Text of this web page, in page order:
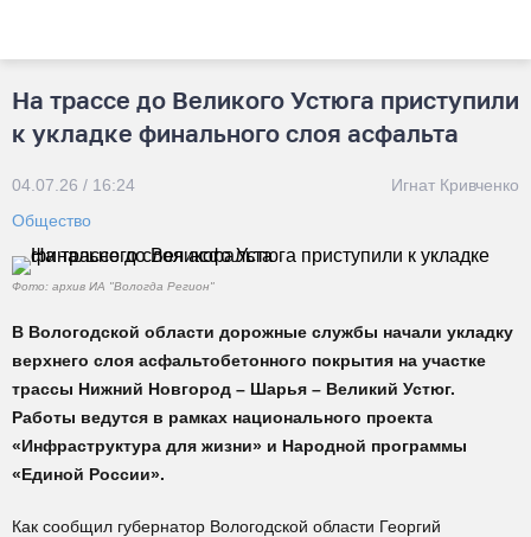
На трассе до Великого Устюга приступили
к укладке финального слоя асфальта
04.07.26 / 16:24
Игнат Кривченко
Общество
Фото: архив ИА "Вологда Регион"
В Вологодской области дорожные службы начали укладку
верхнего слоя асфальтобетонного покрытия на участке
трассы Нижний Новгород – Шарья – Великий Устюг.
Работы ведутся в рамках национального проекта
«Инфраструктура для жизни» и Народной программы
«Единой России».
Как сообщил губернатор Вологодской области Георгий